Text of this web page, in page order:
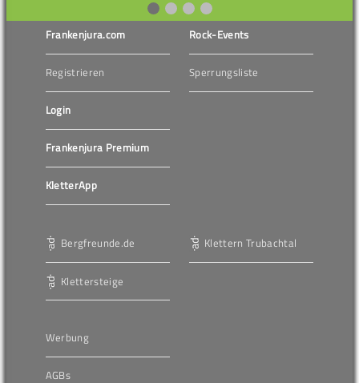
Frankenjura.com
Registrieren
Login
Frankenjura Premium
KletterApp
Rock-Events
Sperrungsliste
Bergfreunde.de
Klettersteige
Klettern Trubachtal
Werbung
AGBs